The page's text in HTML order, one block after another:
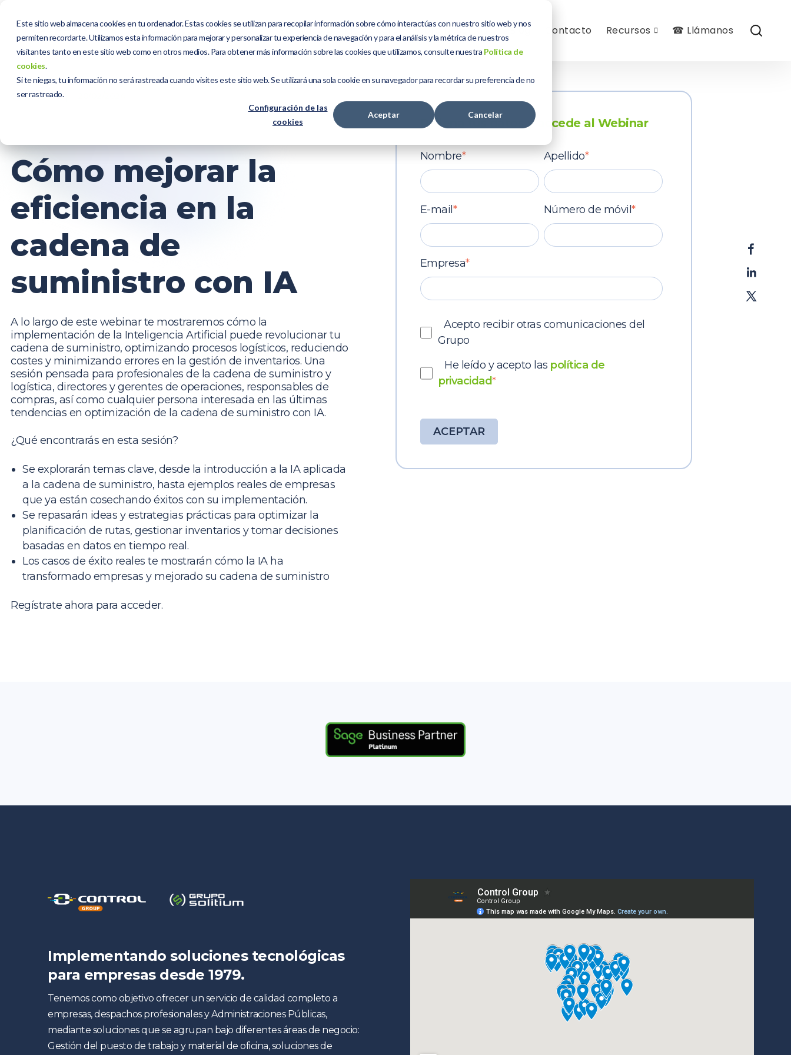
Este sitio web almacena cookies en tu ordenador. Estas cookies se utilizan para recopilar información sobre cómo interactúas con nuestro sitio web y nos
permiten recordarte. Utilizamos esta información para mejorar y personalizar tu experiencia de navegación y para el análisis y la métrica de nuestros
visitantes tanto en este sitio web como en otros medios. Para obtener más información sobre las cookies que utilizamos, consulte nuestra Política de
cookies.
Si te niegas, tu información no será rastreada cuando visites este sitio web. Se utilizará una sola cookie en su navegador para recordar su preferencia de no
ser rastreado.
Configuración de las
cookies
Aceptar Cancelar
Servicios Kit Digital Sobre Nosotros Blog Contacto Recursos ☎ Llámanos
00:28:00 h
Cómo mejorar la
eficiencia en la
cadena de
suministro con IA
A lo largo de este webinar te mostraremos cómo la
implementación de la Inteligencia Artificial puede revolucionar tu
cadena de suministro, optimizando procesos logísticos, reduciendo
costes y minimizando errores en la gestión de inventarios. Una
sesión pensada para profesionales de la cadena de suministro y
logística, directores y gerentes de operaciones, responsables de
compras, así como cualquier persona interesada en las últimas
tendencias en optimización de la cadena de suministro con IA.
¿Qué encontrarás en esta sesión?
Se explorarán temas clave, desde la introducción a la IA aplicada
a la cadena de suministro, hasta ejemplos reales de empresas
que ya están cosechando éxitos con su implementación.
Se repasarán ideas y estrategias prácticas para optimizar la
planificación de rutas, gestionar inventarios y tomar decisiones
basadas en datos en tiempo real.
Los casos de éxito reales te mostrarán cómo la IA ha
transformado empresas y mejorado su cadena de suministro
Regístrate ahora para acceder.
Rellena tus datos y accede al Webinar
Nombre* Apellido*
E-mail * Número de móvil*
Empresa*
Acepto recibir otras comunicaciones del
Grupo
He leído y acepto las política de
privacidad*
Implementando soluciones tecnológicas
para empresas desde 1979.
Tenemos como objetivo ofrecer un servicio de calidad completo a
empresas, despachos profesionales y Administraciones Públicas,
mediante soluciones que se agrupan bajo diferentes áreas de negocio:
Gestión del puesto de trabajo y material de oficina, soluciones de